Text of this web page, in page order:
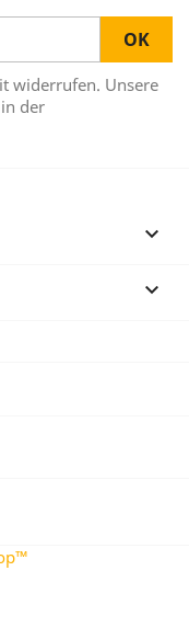
widerrufen. Unsere
der

